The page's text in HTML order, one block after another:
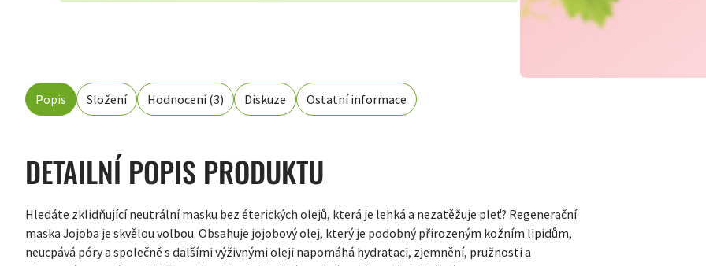
Popis Složení Hodnocení (3) Diskuze Ostatní informace
DETAILNÍ POPIS PRODUKTU
Hledáte zklidňující neutrální masku bez éterických olejů, která je lehká a nezatěžuje pleť? Regenerační
maska Jojoba je skvělou volbou. Obsahuje jojobový olej, který je podobný přirozeným kožním lipidům,
neucpává póry a společně s dalšími výživnými oleji napomáhá hydrataci, zjemnění, pružnosti a